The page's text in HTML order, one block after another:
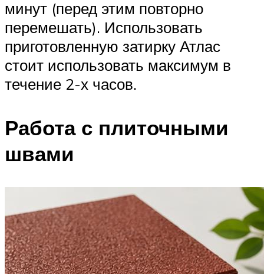
минут (перед этим повторно
перемешать). Использовать
приготовленную затирку Атлас
стоит использовать максимум в
течение 2-х часов.
Работа с плиточными
швами